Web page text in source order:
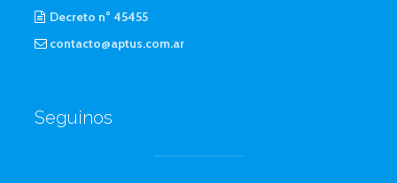
Decreto n° 45455
contacto@aptus.com.ar
Seguinos